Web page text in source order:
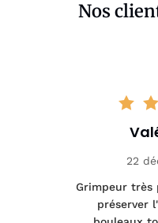
Nos
22
Grimpeur très
préserver